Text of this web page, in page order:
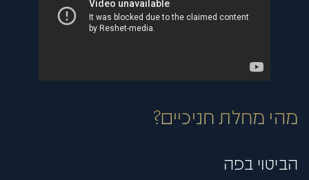
מהי מחלת חניכיים?
הביטוי בפה